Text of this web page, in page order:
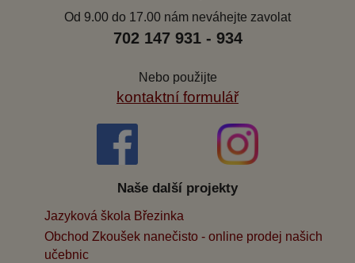
Od 9.00 do 17.00 nám neváhejte zavolat
702 147 931 - 934
Nebo použijte
kontaktní formulář
Naše další projekty
Jazyková škola Březinka
Obchod Zkoušek nanečisto - online prodej našich
učebnic